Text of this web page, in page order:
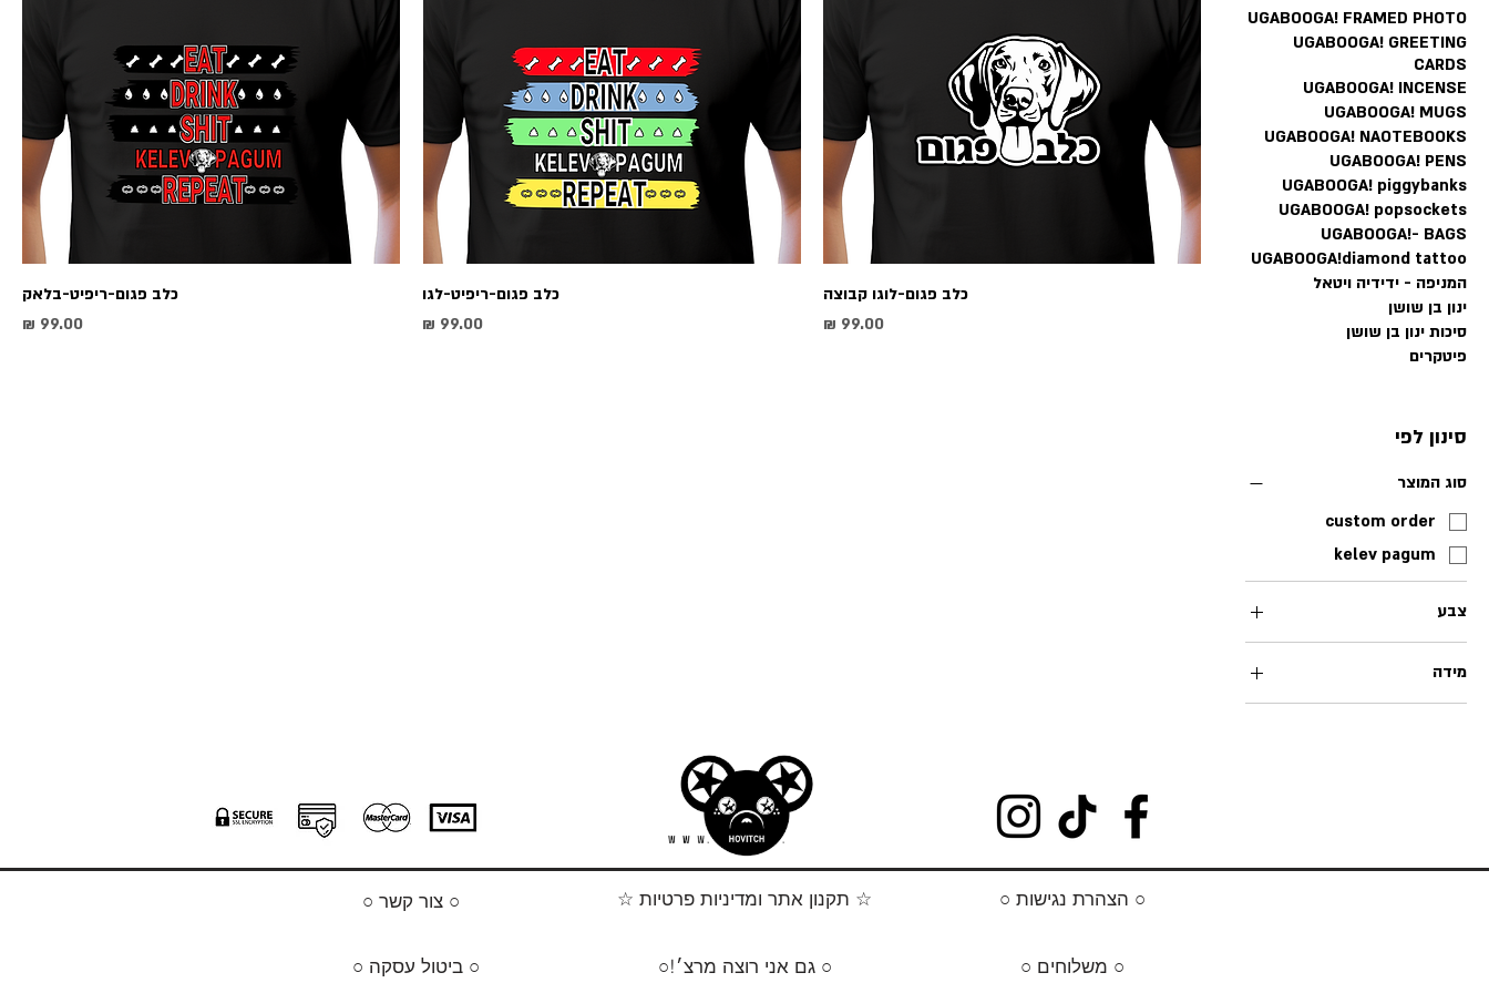
UGABOOGA! FRAMED PHOTO
UGABOOGA! GREETING
CARDS
UGABOOGA! INCENSE
UGABOOGA! MUGS
UGABOOGA! NAOTEBOOKS
UGABOOGA! PENS
UGABOOGA! piggybanks
UGABOOGA! popsockets
UGABOOGA!- BAGS
UGABOOGA!diamond tattoo
המניפה - ידידיה ויטאל
ינון בן שושן
סיכות ינון בן שושן
פיטקרים
סינון לפי
סוג המוצר
custom order
kelev pagum
צבע
מידה
l
xxxl
כלב פגום-לוגו קבוצה
מחיר‏99.00 ‏₪
כלב פגום-ריפיט-לגו
מחיר
כלב פגום-ריפיט-בלאק
מחיר
○ צור קשר ○
○ ביטול עסקה ○
☆ תקנון אתר ומדיניות פרטיות ☆
○!גם אני רוצה מרצ׳ ○
○ הצהרת נגישות ○
○ משלוחים ○